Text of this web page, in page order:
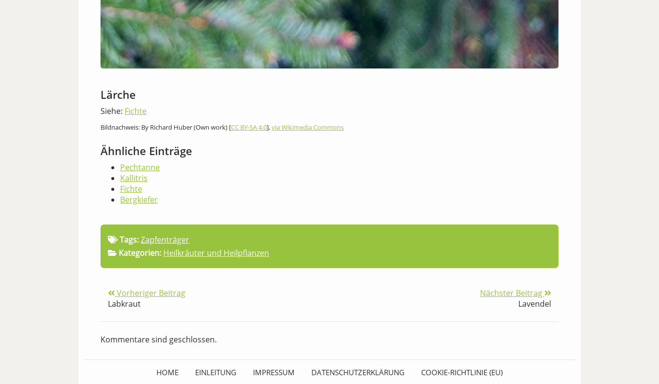
Lärche
Siehe: Fichte
Bildnachweis: By Richard Huber (Own work) [CC BY-SA 4.0],via Wikimedia Commons
Ähnliche Einträge
Pechtanne
Kallitris
Fichte
Bergkiefer
Tags:Zapfenträger
Kategorien: Heilkräuter und Heilpflanzen
Vorheriger Beitrag
Labkraut
Nächster Beitrag
Lavendel
Kommentare sind geschlossen.
HOME EINLEITUNG IMPRESSUM DATENSCHUTZERKLÄRUNG COOKIE-RICHTLINIE (EU)